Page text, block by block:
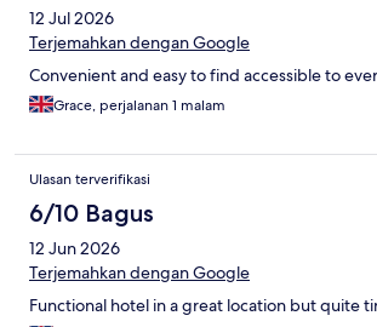
12 Jul 2026
Terjemahkan dengan Google
Convenient and easy to find accessible to
Grace, perjalanan 1 malam
Ulasan terverifikasi
6/10 Bagus
12 Jun 2026
Terjemahkan dengan Google
Functional hotel in a great location but quite